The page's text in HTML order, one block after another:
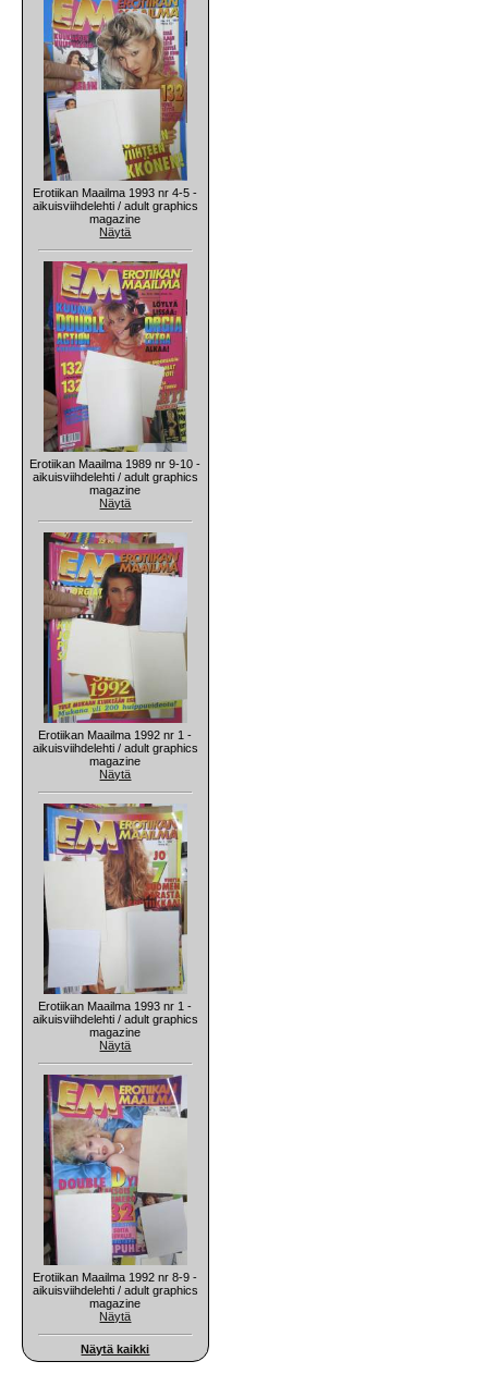
Erotiikan Maailma 1993 nr 4-5 -
aikuisviihdelehti / adult graphics
magazine
Näytä
Erotiikan Maailma 1989 nr 9-10 -
aikuisviihdelehti / adult graphics
magazine
Näytä
Erotiikan Maailma 1992 nr 1 -
aikuisviihdelehti / adult graphics
magazine
Näytä
Erotiikan Maailma 1993 nr 1 -
aikuisviihdelehti / adult graphics
magazine
Näytä
Erotiikan Maailma 1992 nr 8-9 -
aikuisviihdelehti / adult graphics
magazine
Näytä
Näytä kaikki